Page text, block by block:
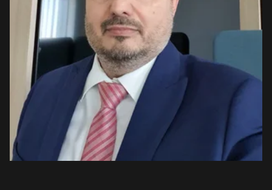
EURÓPA JÖVŐFESZTIVÁLJA
ELŐADÓK
INGYENES DIÁK- ÉS TANÁRREGISZTRÁCIÓ
JEGYEK